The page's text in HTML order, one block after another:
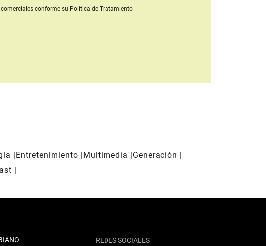
conforme su Política de Tratamiento
Entretenimiento Multimedia
Generación
REDES SOCIALES